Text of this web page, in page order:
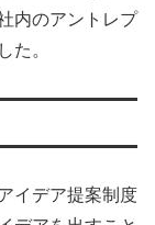
内のアントレプ
た。
イデア提案制度